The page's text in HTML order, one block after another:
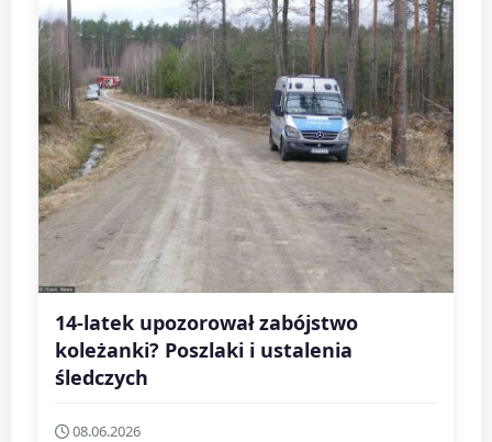
14-latek upozorował zabójstwo
koleżanki? Poszlaki i ustalenia
śledczych
08.06.2026